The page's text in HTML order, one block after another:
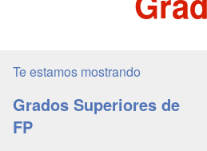
Te estamos mostrando
Grados Superiores de
FP